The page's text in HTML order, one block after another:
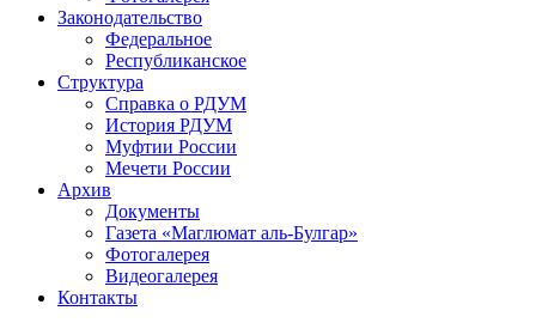
Законодательство
Федеральное
Республиканское
Структура
Справка о РДУМ
История РДУМ
Муфтии России
Мечети России
Архив
Документы
Газета «Маглюмат аль-Булгар»
Фотогалерея
Видеогалерея
Контакты